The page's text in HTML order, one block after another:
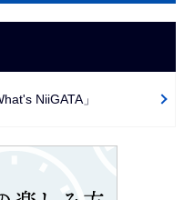
NiiGATA」